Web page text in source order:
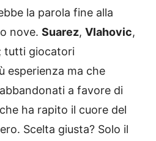
la parola fine alla
nove. Suarez, Vlahovic,
tutti giocatori
esperienza ma che
a favore di
ha rapito il cuore del
Scelta giusta? Solo il